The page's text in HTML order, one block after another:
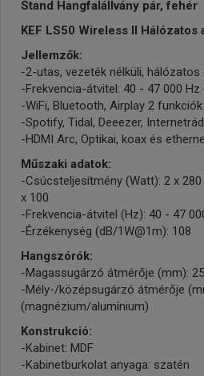
Stand Hangfalállvány pár, fehér
KEF LS50 Wireless II
Jellemzők:
-2-utas, vezeték nélküli, hálózatos
-Frekvencia-átvitel: 40 - 47 000 Hz
-WiFi, Bluetooth, Airplay 2 funkciók
-Spotify, Tidal, Deeezer,
-HDMI Arc, Optikai, koax és
Műszaki adatok:
-Csúcsteljesítmény (Watt): 2 x
x 100
-Frekvencia-átvitel (Hz): 40 - 47
-Érzékenység (dB/1W@1m): 108
Hangszórók:
-Magassugárzó átmérője (mm):
-Mély-/középsugárzó átmérője
(magnézium/alumínium)
Konstrukció:
-Kabinet: MDF
-Kabinetburkolat anyaga: szatén